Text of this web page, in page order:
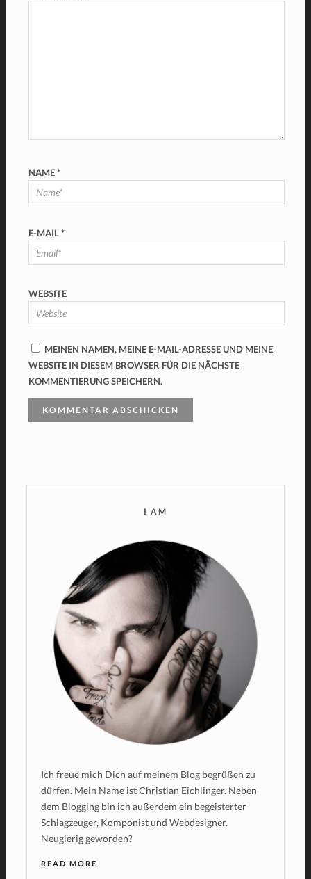
NAME*
E-MAIL*
WEBSITE
MEINEN NAMEN, MEINE E-MAIL-ADRESSE UND MEINE
WEBSITE IN DIESEM BROWSER FÜR DIE NÄCHSTE
KOMMENTIERUNG SPEICHERN.
I AM
Ich freue mich Dich auf meinem Blog begrüßen zu
dürfen. Mein Name ist Christian Eichlinger. Neben
dem Blogging bin ich außerdem ein begeisterter
Schlagzeuger, Komponist und Webdesigner.
Neugierig geworden?
READ MORE